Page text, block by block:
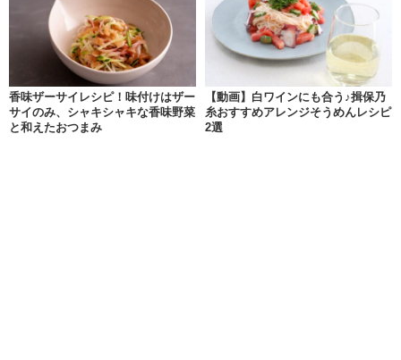
香味ザーサイレシピ！味付けはザー
サイのみ、シャキシャキな香味野菜
と和えたおつまみ
【動画】白ワインにも合う♪揖保乃
糸おすすめアレンジそうめんレシピ
2選